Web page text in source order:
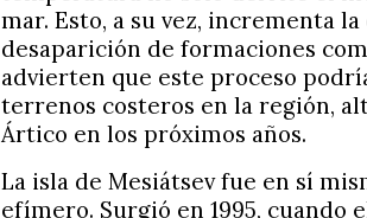
mar. Esto, a su vez, incrementa
desaparición de formaciones
advierten que este proceso
terrenos costeros en la región,
Ártico en los próximos años.
La isla de Mesiátsev fue en sí
efímero. Surgió en 1995, cuando